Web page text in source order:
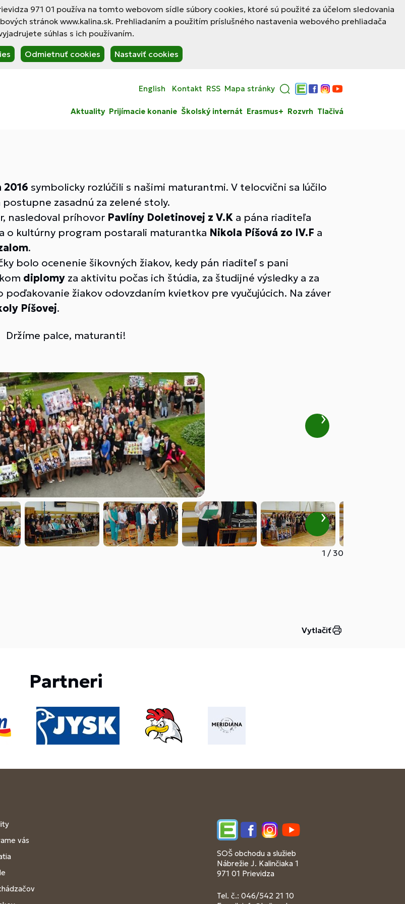
971 01 používa na tomto webovom sídle súbory cookies, ktoré sú použité za účelom sledovania
stránok www.kalina.sk. Prehliadaním a použitím príslušného nastavenia webového prehliadača
súhlas s ich používaním.
Odmietnuť cookies Nastaviť cookies
English Kontakt RSS Mapa stránky
Edupage
Facebook
Instagram
YouTube
Aktuality Prijímacie konanie Školský internát Erasmus+ Rozvrh Tlačivá
2016 symbolicky rozlúčili s našimi maturantmi. V telocvični sa lúčilo
zasadnú za zelené stoly.
nasledoval príhovor Pavlíny Doletinovej z V.K a pána riaditeľa
o kultúrny program postarali maturantka Nikola Píšová zo IV.F a
.
bolo ocenenie šikovných žiakov, kedy pán riaditeľ s pani
diplomy za aktivitu počas ich štúdia, za študijné výsledky a za
žiakov odovzdaním kvietkov pre vyučujúcich. Na záver
Píšovej.
Držíme palce, maturanti!
1 / 30
Vytlačiť
Partneri
vás
EdupageFacebookInstagramYouTube
SOŠ obchodu a služieb
Nábrežie J. Kalinčiaka 1
971 01 Prievidza
Tel. č.: 046/542 21 10